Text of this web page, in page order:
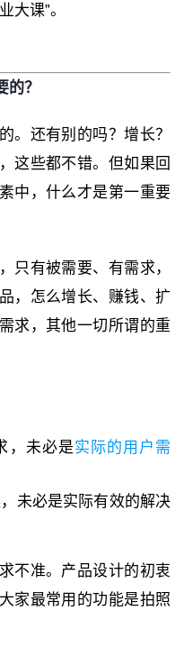
大课”。
？
。还有别的吗？增长？
这些都不错。但如果回
中，什么才是第一重要
只有被需要、有需求，
，怎么增长、赚钱、扩
求，其他一切所谓的重
，未必是实际的用户需
未必是实际有效的解决
不准。产品设计的初衷
家最常用的功能是拍照